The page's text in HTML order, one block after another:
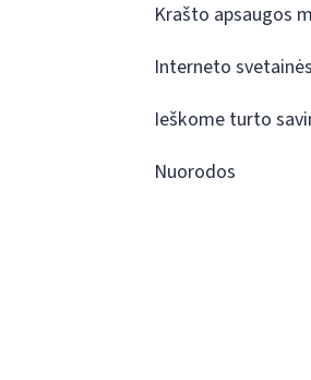
Krašto apsaugos
Interneto
Ieškome turto
Nuorodos